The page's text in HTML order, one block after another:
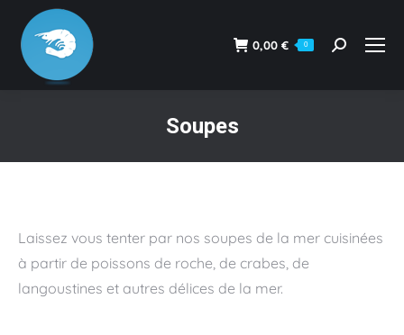
0,00 € 0
Recherche
Soupes
Laissez vous tenter par nos soupes de la mer cuisinées
à partir de poissons de roche, de crabes, de
langoustines et autres délices de la mer.